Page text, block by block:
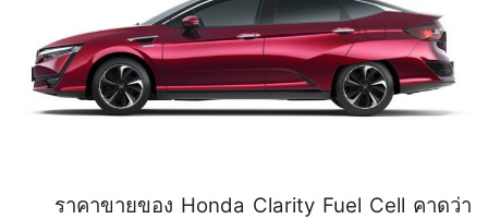
ราคาขายของ Honda Clarity Fuel Cell คาดว่า